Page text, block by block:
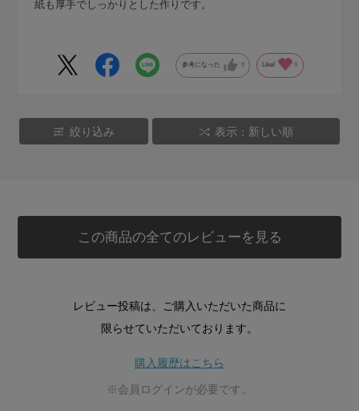
紙も厚手でしっかりとした作りです。
参考になった 0 Like! 0
絞り込み 表示：新しい順
この商品の全てのレビューを見る
レビュー投稿は、ご購入いただいた商品に
限らせていただいております。
購入履歴はこちら
※会員ログインが必要です。